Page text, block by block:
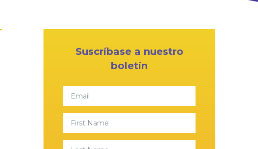
Suscríbase a nuestro
boletín
First Name
Last Name